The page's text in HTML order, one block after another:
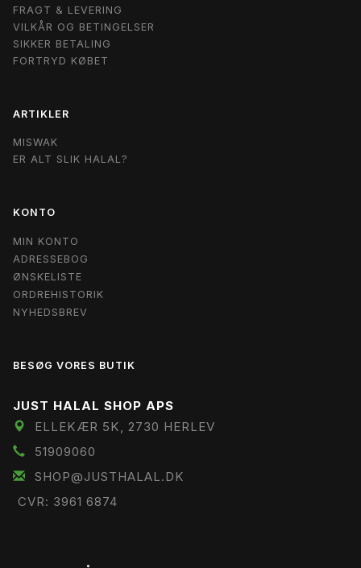
FRAGT & LEVERING
VILKÅR OG BETINGELSER
SIKKER BETALING
FORTRYD KØBET
ARTIKLER
MISWAK
ER ALT SLIK HALAL?
KONTO
MIN KONTO
ADRESSEBOG
ØNSKELISTE
ORDREHISTORIK
NYHEDSBREV
BESØG VORES BUTIK
JUST HALAL SHOP APS
ELLEKÆR 5K, 2730 HERLEV
51909060
SHOP@JUSTHALAL.DK
CVR: 3961 6874